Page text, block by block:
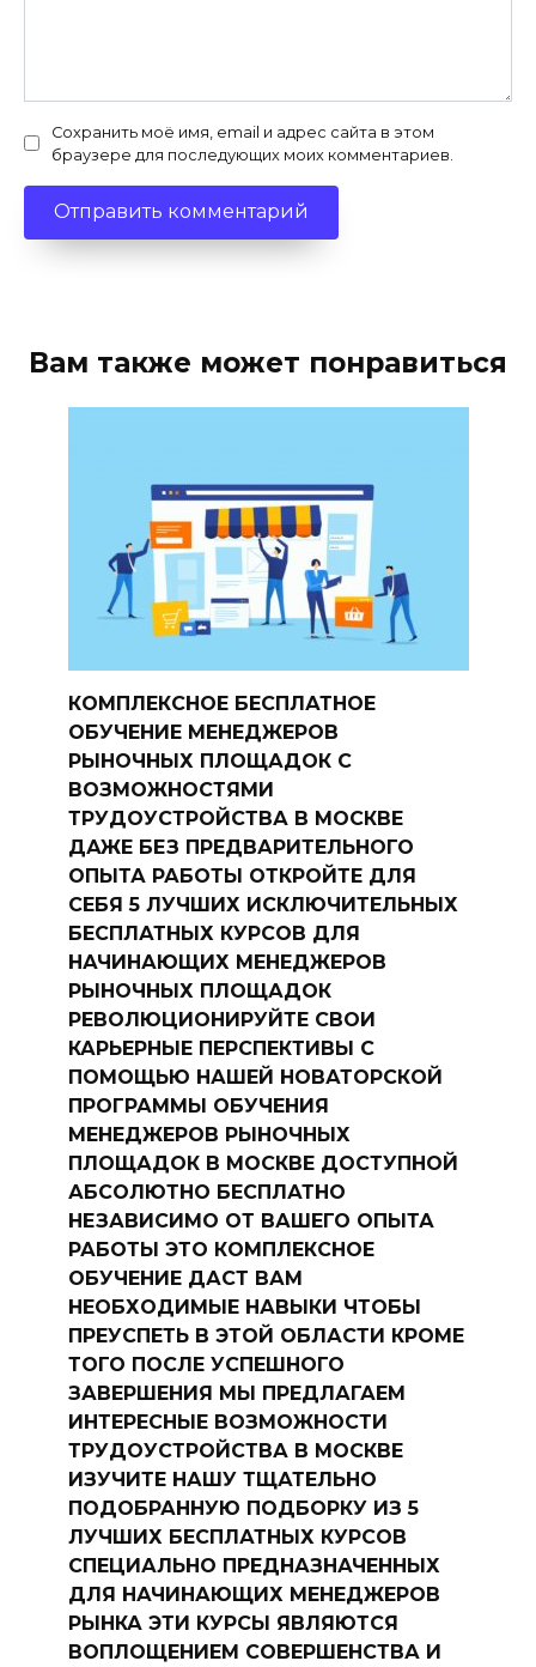
Сохранить моё имя, email и адрес сайта в этом
браузере для последующих моих комментариев.
Вам также может понравиться
КОМПЛЕКСНОЕ БЕСПЛАТНОЕ
ОБУЧЕНИЕ МЕНЕДЖЕРОВ
РЫНОЧНЫХ ПЛОЩАДОК С
ВОЗМОЖНОСТЯМИ
ТРУДОУСТРОЙСТВА В МОСКВЕ
ДАЖЕ БЕЗ ПРЕДВАРИТЕЛЬНОГО
ОПЫТА РАБОТЫ ОТКРОЙТЕ ДЛЯ
СЕБЯ 5 ЛУЧШИХ ИСКЛЮЧИТЕЛЬНЫХ
БЕСПЛАТНЫХ КУРСОВ ДЛЯ
НАЧИНАЮЩИХ МЕНЕДЖЕРОВ
РЫНОЧНЫХ ПЛОЩАДОК
РЕВОЛЮЦИОНИРУЙТЕ СВОИ
КАРЬЕРНЫЕ ПЕРСПЕКТИВЫ С
ПОМОЩЬЮ НАШЕЙ НОВАТОРСКОЙ
ПРОГРАММЫ ОБУЧЕНИЯ
МЕНЕДЖЕРОВ РЫНОЧНЫХ
ПЛОЩАДОК В МОСКВЕ ДОСТУПНОЙ
АБСОЛЮТНО БЕСПЛАТНО
НЕЗАВИСИМО ОТ ВАШЕГО ОПЫТА
РАБОТЫ ЭТО КОМПЛЕКСНОЕ
ОБУЧЕНИЕ ДАСТ ВАМ
НЕОБХОДИМЫЕ НАВЫКИ ЧТОБЫ
ПРЕУСПЕТЬ В ЭТОЙ ОБЛАСТИ КРОМЕ
ТОГО ПОСЛЕ УСПЕШНОГО
ЗАВЕРШЕНИЯ МЫ ПРЕДЛАГАЕМ
ИНТЕРЕСНЫЕ ВОЗМОЖНОСТИ
ТРУДОУСТРОЙСТВА В МОСКВЕ
ИЗУЧИТЕ НАШУ ТЩАТЕЛЬНО
ПОДОБРАННУЮ ПОДБОРКУ ИЗ 5
ЛУЧШИХ БЕСПЛАТНЫХ КУРСОВ
СПЕЦИАЛЬНО ПРЕДНАЗНАЧЕННЫХ
ДЛЯ НАЧИНАЮЩИХ МЕНЕДЖЕРОВ
РЫНКА ЭТИ КУРСЫ ЯВЛЯЮТСЯ
ВОПЛОЩЕНИЕМ СОВЕРШЕНСТВА И